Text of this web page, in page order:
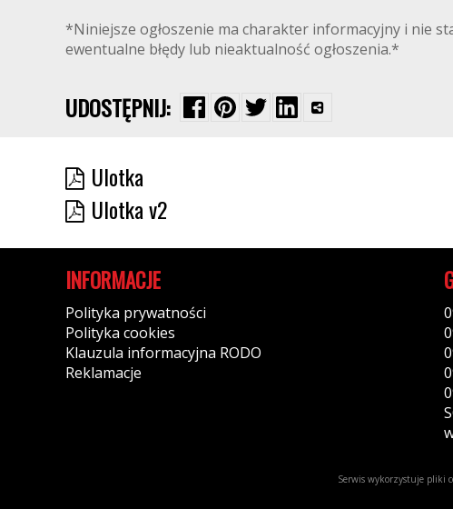
*Niniejsze ogłoszenie ma charakter informacyjny i nie
ewentualne błędy lub nieaktualność ogłoszenia.*
UDOSTĘPNIJ:
Ulotka
Ulotka v2
INFORMACJE
Polityka prywatności
Polityka cookies
Klauzula informacyjna RODO
Reklamacje
Serwis wykorzystuje pliki